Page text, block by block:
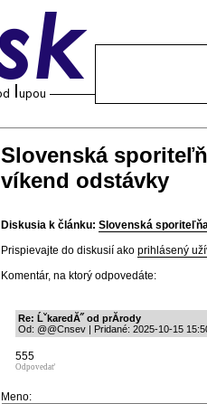
Slovenská
víkend odstávky
Diskusia k článku: Slovenská
Prispievajte do diskusií ako prihlásený
Komentár, na ktorý odpovedáte:
Re: ĹˇkaredĂ˝ od prĂ­rody
Od: @@Cnsev | Pridané: 2025-10-15
555
Odpovedať
Meno: